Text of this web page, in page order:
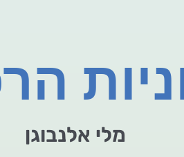
מלי אלנבוגן